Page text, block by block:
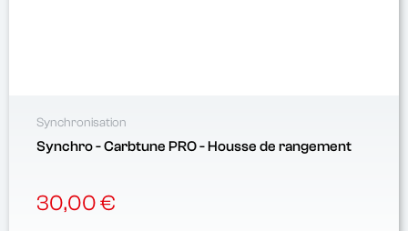
Synchronisation
Synchro - Carbtune PRO - Housse de rangement
30,00 €